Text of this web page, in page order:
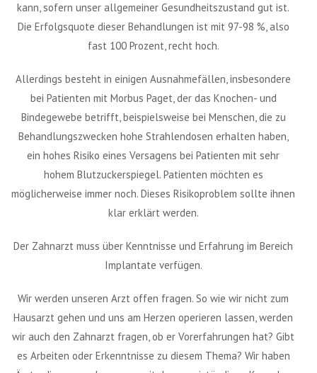
kann, sofern unser allgemeiner Gesundheitszustand gut ist.
Die Erfolgsquote dieser Behandlungen ist mit 97-98 %, also
fast 100 Prozent, recht hoch.
Allerdings besteht in einigen Ausnahmefällen, insbesondere
bei Patienten mit Morbus Paget, der das Knochen- und
Bindegewebe betrifft, beispielsweise bei Menschen, die zu
Behandlungszwecken hohe Strahlendosen erhalten haben,
ein hohes Risiko eines Versagens bei Patienten mit sehr
hohem Blutzuckerspiegel. Patienten möchten es
möglicherweise immer noch. Dieses Risikoproblem sollte ihnen
klar erklärt werden.
Der Zahnarzt muss über Kenntnisse und Erfahrung im Bereich
Implantate verfügen.
Wir werden unseren Arzt offen fragen. So wie wir nicht zum
Hausarzt gehen und uns am Herzen operieren lassen, werden
wir auch den Zahnarzt fragen, ob er Vorerfahrungen hat? Gibt
es Arbeiten oder Erkenntnisse zu diesem Thema? Wir haben